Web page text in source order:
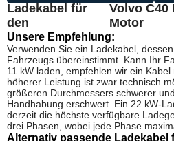
Ladekabel für
den
Volvo C40
Motor
Unsere Empfehlung:
Verwenden Sie ein Ladekabel,
Fahrzeugs übereinstimmt. Kann Ihr
11 kW laden, empfehlen wir ein
höherer Leistung ist zwar technisch
größeren Durchmessers schwerer
Handhabung erschwert. Ein 22 kW-
derzeit die höchste verfügbare
drei Phasen, wobei jede Phase
Alternativ passende Ladekabel